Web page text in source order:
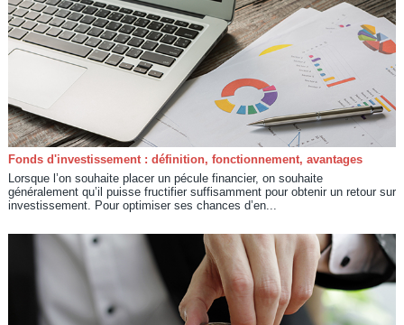
Fonds d'investissement : définition, fonctionnement, avantages
Lorsque l’on souhaite placer un pécule financier, on souhaite
généralement qu’il puisse fructifier suffisamment pour obtenir un retour sur
investissement. Pour optimiser ses chances d’en...